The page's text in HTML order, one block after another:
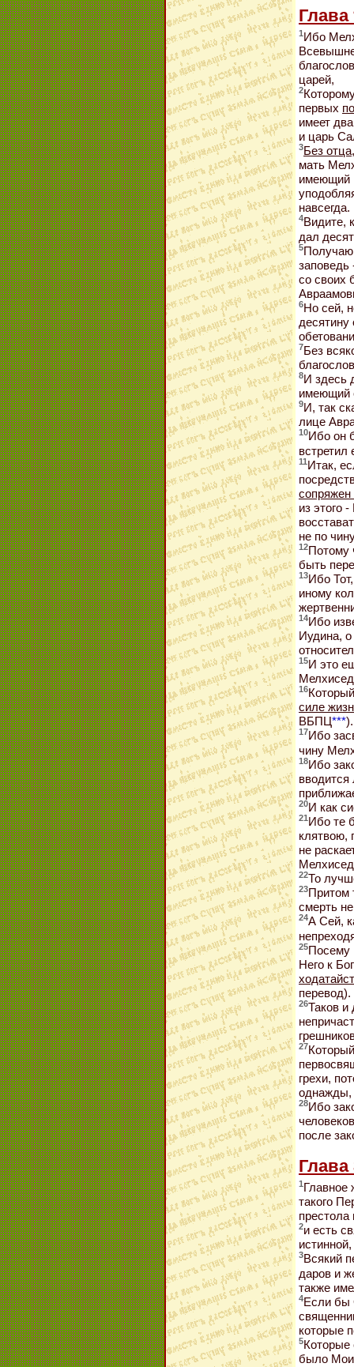
Глава
1Ибо
царей,
2
первых
имеет
и царь
3Без
мать
имеющий
навсегда.
4Видите,
дал
5
заповедь
со своих
6Но сей,
7Без
8И здесь
имеющий
9И, так
лице
10Ибо он
встретил
11Итак,
сопряжен
из этого
не по
12Потому
быть
13Ибо
иному
14Ибо
Иудина, о
15И это
16
силе
ВБПЦ***).
17Ибо
чину
18Ибо
20И как
21Ибо те
клятвою,
не
22То
23Притом
смерть
24А Сей,
25Посему
Него к
перевод).
26Таков и
27
грехи,
однажды,
28Ибо
после
Глава
1Главное
такого
престола
2и есть
3Всякий
даров и
также
4Если бы
которые
5Которые
было